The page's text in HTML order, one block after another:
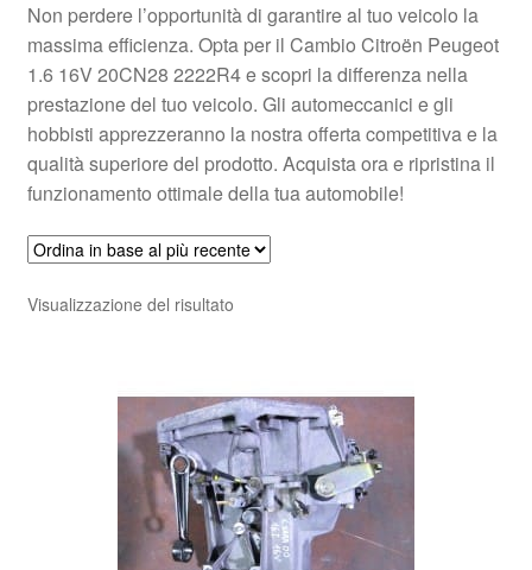
Non perdere l’opportunità di garantire al tuo veicolo la
massima efficienza. Opta per il Cambio Citroën Peugeot
1.6 16V 20CN28 2222R4 e scopri la differenza nella
prestazione del tuo veicolo. Gli automeccanici e gli
hobbisti apprezzeranno la nostra offerta competitiva e la
qualità superiore del prodotto. Acquista ora e ripristina il
funzionamento ottimale della tua automobile!
Visualizzazione del risultato